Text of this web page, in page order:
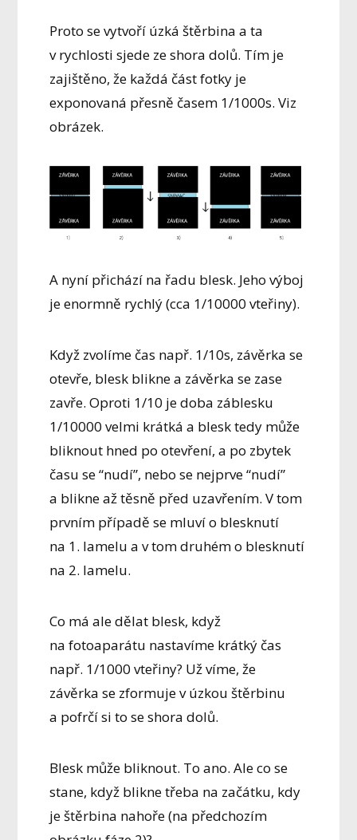
Proto se vytvoří úzká štěrbina a ta
v rychlosti sjede ze shora dolů. Tím je
zajištěno, že každá část fotky je
exponovaná přesně časem 1/1000s. Viz
obrázek.
A nyní přichází na řadu blesk. Jeho výboj
je enormně rychlý (cca 1/10000 vteřiny).
Když zvolíme čas např. 1/10s, závěrka se
otevře, blesk blikne a závěrka se zase
zavře. Oproti 1/10 je doba záblesku
1/10000 velmi krátká a blesk tedy může
bliknout hned po otevření, a po zbytek
času se “nudí”, nebo se nejprve “nudí”
a blikne až těsně před uzavřením. V tom
prvním případě se mluví o blesknutí
na 1. lamelu a v tom druhém o blesknutí
na 2. lamelu.
Co má ale dělat blesk, když
na fotoaparátu nastavíme krátký čas
např. 1/1000 vteřiny? Už víme, že
závěrka se zformuje v úzkou štěrbinu
a pofrčí si to se shora dolů.
Blesk může bliknout. To ano. Ale co se
stane, když blikne třeba na začátku, kdy
je štěrbina nahoře (na předchozím